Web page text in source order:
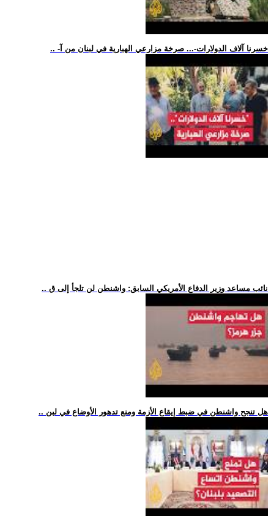
.. -خسرنا آلاف الدولارات-... صرخة مزارعي الهبارية في لبنان من آ
.. نائب مساعد وزير الدفاع الأمريكي السابق: واشنطن لن تلجأ إلى ق
.. هل تنجح واشنطن في ضبط إيقاع الأزمة ومنع تدهور الأوضاع في لبن